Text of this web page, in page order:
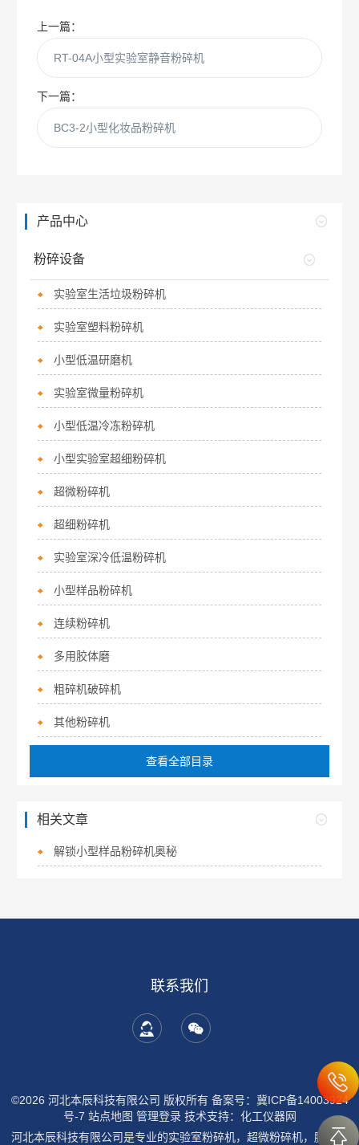
上一篇：
RT-04A小型实验室静音粉碎机
下一篇：
BC3-2小型化妆品粉碎机
产品中心
粉碎设备
实验室生活垃圾粉碎机
实验室塑料粉碎机
小型低温研磨机
实验室微量粉碎机
小型低温冷冻粉碎机
小型实验室超细粉碎机
超微粉碎机
超细粉碎机
实验室深冷低温粉碎机
小型样品粉碎机
连续粉碎机
多用胶体磨
粗碎机破碎机
其他粉碎机
查看全部目录
相关文章
解锁小型样品粉碎机奥秘
联系我们
©2026 河北本辰科技有限公司 版权所有 备案号：冀ICP备14003924
号-7 站点地图 管理登录技术支持： 化工仪器网
河北本辰科技有限公司是专业的实验室粉碎机，超微粉碎机，膨润土